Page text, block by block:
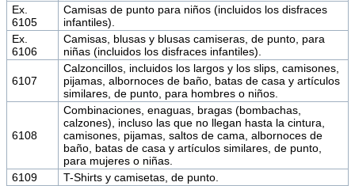
Ex.
6105
Camisas de punto para niños (incluidos los disfraces
infantiles).
Ex.
6106
Camisas, blusas y blusas camiseras, de punto, para
niñas (incluidos los disfraces infantiles).
6107
Calzoncillos, incluidos los largos y los slips, camisones,
pijamas, albornoces de baño, batas de casa y artículos
similares, de punto, para hombres o niños.
6108
Combinaciones, enaguas, bragas (bombachas,
calzones), incluso las que no llegan hasta la cintura,
camisones, pijamas, saltos de cama, albornoces de
baño, batas de casa y artículos similares, de punto,
para mujeres o niñas.
6109
T-Shirts y camisetas, de punto.